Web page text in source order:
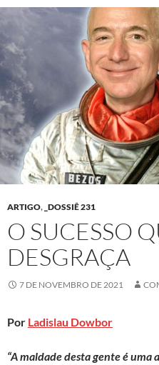
ARTIGO, _DOSSIÊ 231
O SUCESSO
DESGRAÇA
7 DE NOVEMBRO DE 2021
Por Ladislau Dowbor
“A maldade desta gente é uma